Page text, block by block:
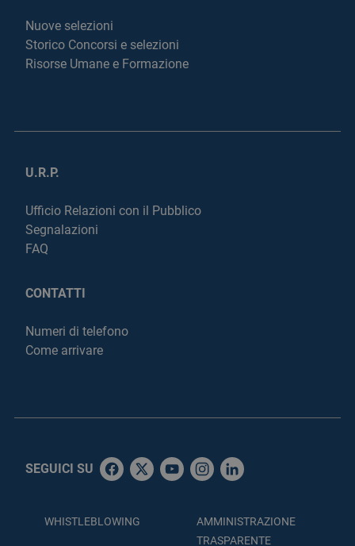
Nuove selezioni
Storico Concorsi e selezioni
Risorse Umane e Formazione
U.R.P.
Ufficio Relazioni con il Pubblico
Segnalazioni
FAQ
CONTATTI
Numeri di telefono
Come arrivare
SEGUICI SU
WHISTLEBLOWING
AMMINISTRAZIONE
TRASPARENTE